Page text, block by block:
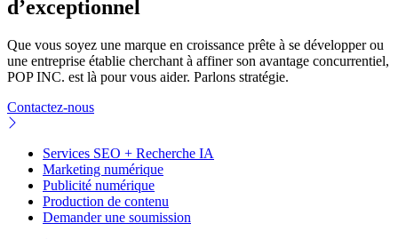
d’exceptionnel
Que vous soyez une marque en croissance prête à se développer ou
une entreprise établie cherchant à affiner son avantage concurrentiel,
POP INC. est là pour vous aider. Parlons stratégie.
Contactez-nous
Services SEO + Recherche IA
Marketing numérique
Publicité numérique
Production de contenu
Demander une soumission